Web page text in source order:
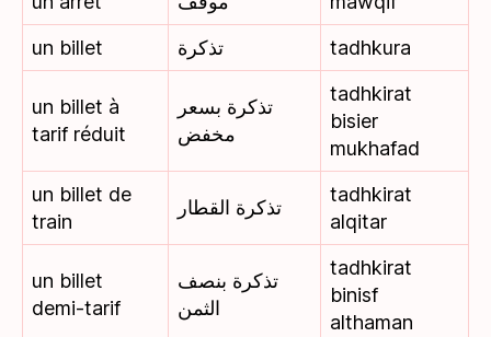
un billet
تذكرة tadhkura
un billet à
tarif réduit
تذكرة بسعر
مخفض
tadhkirat
bisier
mukhafad
un billet de
train
تذكرة القطار
tadhkirat
alqitar
un billet
demi-tarif
تذكرة بنصف
الثمن
tadhkirat
binisf
althaman